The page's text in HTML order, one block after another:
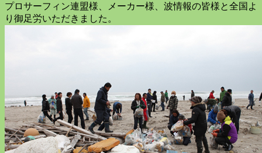
プロサーフィン連盟様、メーカー様、波情報の皆様と全国よ
り御足労いただきました。